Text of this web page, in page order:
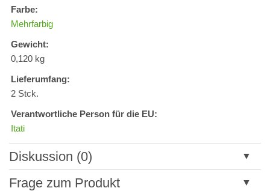
Farbe:
Mehrfarbig
Gewicht:
0,120 kg
Lieferumfang:
2 Stck.
Verantwortliche Person für die EU:
Itati
Diskussion (0)
Neuer Kommentar
Frage zum Produkt